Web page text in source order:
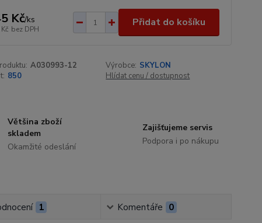
Kč/ks
bez DPH
Přidat do košíku
A030993-12 Výrobce: SKYLON
850 Hlídat cenu / dostupnost
Většina zboží
skladem
Okamžité odeslání
Zajišťujeme servis
Podpora i po nákupu
1 Komentáře 0